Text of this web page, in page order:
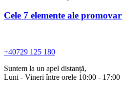
Cele 7 elemente ale
+40729 125 180
Suntem la un apel distanță,
Luni - Vineri între orele 10:00 - 17:00